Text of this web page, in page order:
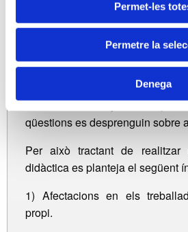
Permet-les
Permetre la
Denega
afecten tant als nostres
dels mateix, per això, tractant de
multitud d'interpretacions que
realitza la present sessió
d'aclarir, ordenar i
norma, amb l'objecte de
qüestions es desprenguin sobre
Per això tractant de
didàctica es planteja el següent
1) Afectacions en els
propi.